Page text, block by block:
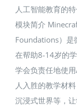
人工智能教育的
模块简介
Foundations）是
在帮助8-14岁的
学会负责任地使
人入胜的教学材
沉浸式世界等，